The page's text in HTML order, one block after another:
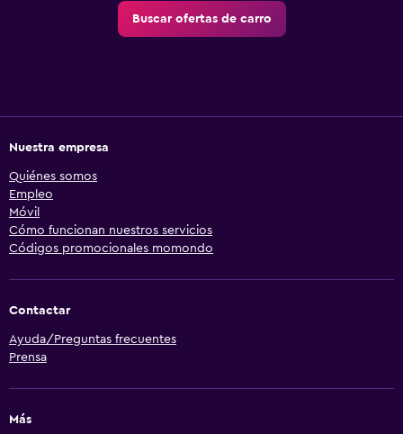
Buscar ofertas de carro
Nuestra empresa
Quiénes somos
Empleo
Móvil
Cómo funcionan nuestros servicios
Códigos promocionales momondo
Contactar
Ayuda/Preguntas frecuentes
Prensa
Más